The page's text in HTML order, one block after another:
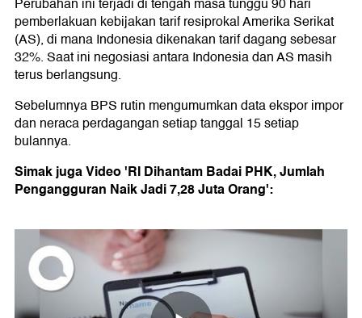
Perubahan ini terjadi di tengah masa tunggu 90 hari
pemberlakuan kebijakan tarif resiprokal Amerika Serikat
(AS), di mana Indonesia dikenakan tarif dagang sebesar
32%. Saat ini negosiasi antara Indonesia dan AS masih
terus berlangsung.
Sebelumnya BPS rutin mengumumkan data ekspor impor
dan neraca perdagangan setiap tanggal 15 setiap
bulannya.
Simak juga Video 'RI Dihantam Badai PHK, Jumlah
Pengangguran Naik Jadi 7,28 Juta Orang':